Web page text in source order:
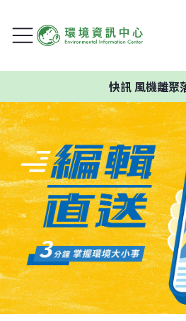
快訊風機離聚落